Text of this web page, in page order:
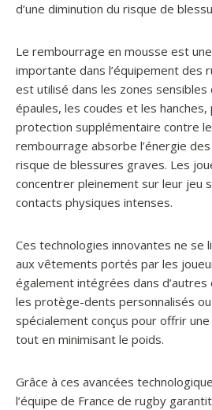
d’une diminution du risque de
Le rembourrage en mousse est
importante dans l’équipement des
est utilisé dans les zones
épaules, les coudes et les
protection supplémentaire contre
rembourrage absorbe l’énergie
risque de blessures graves. Les
concentrer pleinement sur leur jeu
contacts physiques intenses.
Ces technologies innovantes ne se
aux vêtements portés par les
également intégrées dans
les protège-dents personnalisés
spécialement conçus pour offrir
tout en minimisant le poids.
Grâce à ces avancées
l’équipe de France de rugby